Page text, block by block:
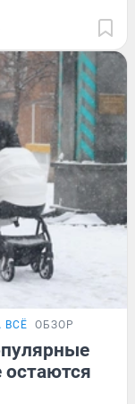
ВСЁ ОБЗОР